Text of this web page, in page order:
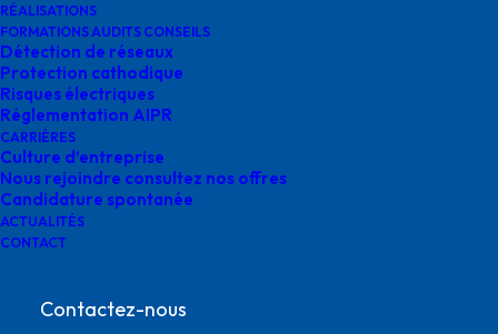
RÉALISATIONS
FORMATIONS AUDITS CONSEILS
Détection de réseaux
Protection cathodique
Risques électriques
Réglementation AIPR
CARRIÈRES
Culture d’entreprise
Nous rejoindre consultez nos offres
Candidature spontanée
ACTUALITÉS
CONTACT
Contactez-nous
survey gimont accueil